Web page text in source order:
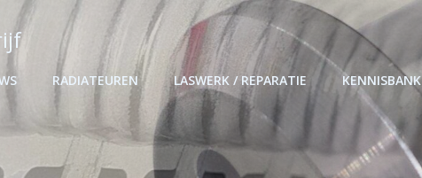
RADIATEUREN LASWERK / REPARATIE KENNISBANK